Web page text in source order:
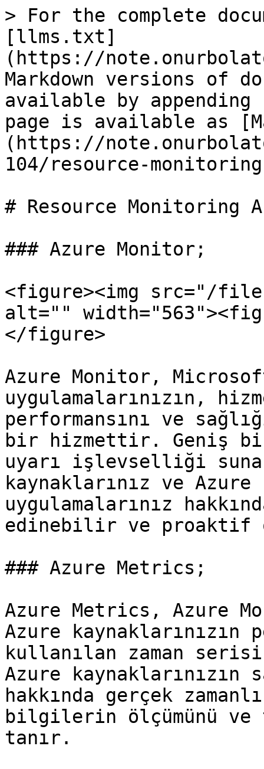
> For the complete
[llms.txt]
(https://
Markdown versions of
available by
page is available as
(https://
104/resource-
# Resource Monitoring
### Azure Monitor;
<figure><img src="/files/
alt=""
</figure>
Azure Monitor,
uygulamalarınızın,
performansını ve
bir hizmettir. Geniş
uyarı işlevselliği
kaynaklarınız ve
uygulamalarınız
edinebilir ve proaktif
### Azure Metrics;
Azure Metrics, Azure
Azure kaynaklarınızın
kullanılan zaman
Azure kaynaklarınızın
hakkında gerçek
bilgilerin ölçümünü ve
tanır.